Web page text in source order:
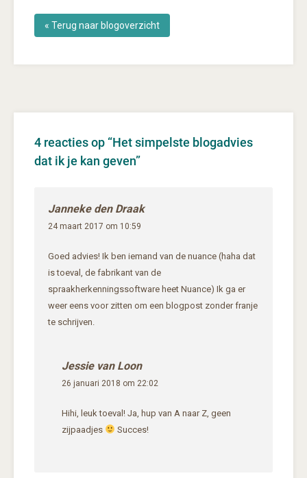
« Terug naar blogoverzicht
4 reacties op “Het simpelste blogadvies
dat ik je kan geven”
Janneke den Draak
24 maart 2017 om 10:59
Goed advies! Ik ben iemand van de nuance (haha dat
is toeval, de fabrikant van de
spraakherkenningssoftware heet Nuance) Ik ga er
weer eens voor zitten om een blogpost zonder franje
te schrijven.
Jessie van Loon
26 januari 2018 om 22:02
Hihi, leuk toeval! Ja, hup van A naar Z, geen
zijpaadjes
Succes!